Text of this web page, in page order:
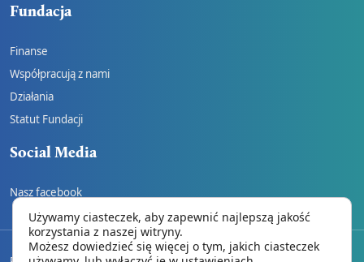
Fundacja
Finanse
Współpracują z nami
Działania
Statut Fundacji
Social Media
Nasz facebook
Używamy ciasteczek, aby zapewnić najlepszą jakość
korzystania z naszej witryny.
Możesz dowiedzieć się więcej o tym, jakich ciasteczek